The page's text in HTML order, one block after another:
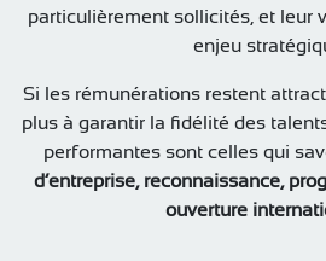
particulièrement sollicités, et leur
enjeu
Si les rémunérations restent
plus à garantir la fidélité des
performantes sont celles qui
d’entreprise, reconnaissance,
ouverture